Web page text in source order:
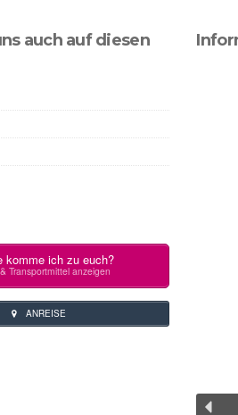
auch auf diesen
komme ich zu euch?
Transportmittel anzeigen
ANREISE